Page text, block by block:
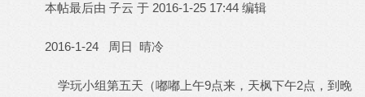
本帖最后由 子云 于 2016-1-25 17:44 编辑
2016-1-24 周日 晴冷
学玩小组第五天（嘟嘟上午9点来，天枫下午2点，到晚